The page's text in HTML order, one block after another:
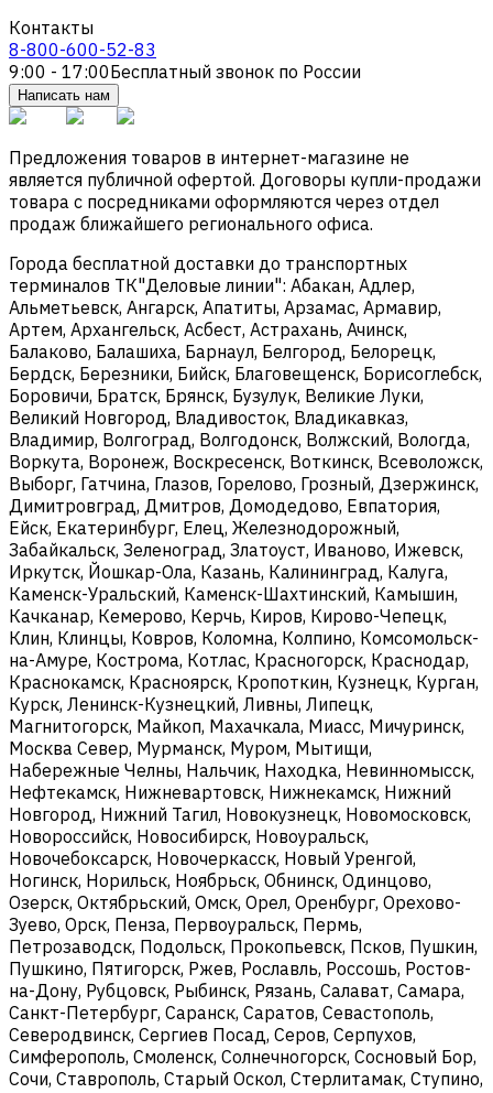
Контакты
8-800-600-52-83
9:00 - 17:00Бесплатный звонок по России
Написать нам
Предложения товаров в интернет-магазине не
является публичной офертой. Договоры купли-продажи
товара с посредниками оформляются через отдел
продаж ближайшего регионального офиса.
Города бесплатной доставки до транспортных
терминалов ТК"Деловые линии": Абакан, Адлер,
Альметьевск, Ангарск, Апатиты, Арзамас, Армавир,
Артем, Архангельск, Асбест, Астрахань, Ачинск,
Балаково, Балашиха, Барнаул, Белгород, Белорецк,
Бердск, Березники, Бийск, Благовещенск, Борисоглебск,
Боровичи, Братск, Брянск, Бузулук, Великие Луки,
Великий Новгород, Владивосток, Владикавказ,
Владимир, Волгоград, Волгодонск, Волжский, Вологда,
Воркута, Воронеж, Воскресенск, Воткинск, Всеволожск,
Выборг, Гатчина, Глазов, Горелово, Грозный, Дзержинск,
Димитровград, Дмитров, Домодедово, Евпатория,
Ейск, Екатеринбург, Елец, Железнодорожный,
Забайкальск, Зеленоград, Златоуст, Иваново, Ижевск,
Иркутск, Йошкар-Ола, Казань, Калининград, Калуга,
Каменск-Уральский, Каменск-Шахтинский, Камышин,
Качканар, Кемерово, Керчь, Киров, Кирово-Чепецк,
Клин, Клинцы, Ковров, Коломна, Колпино, Комсомольск-
на-Амуре, Кострома, Котлас, Красногорск, Краснодар,
Краснокамск, Красноярск, Кропоткин, Кузнецк, Курган,
Курск, Ленинск-Кузнецкий, Ливны, Липецк,
Магнитогорск, Майкоп, Махачкала, Миасс, Мичуринск,
Москва Север, Мурманск, Муром, Мытищи,
Набережные Челны, Нальчик, Находка, Невинномысск,
Нефтекамск, Нижневартовск, Нижнекамск, Нижний
Новгород, Нижний Тагил, Новокузнецк, Новомосковск,
Новороссийск, Новосибирск, Новоуральск,
Новочебоксарск, Новочеркасск, Новый Уренгой,
Ногинск, Норильск, Ноябрьск, Обнинск, Одинцово,
Озерск, Октябрьский, Омск, Орел, Оренбург, Орехово-
Зуево, Орск, Пенза, Первоуральск, Пермь,
Петрозаводск, Подольск, Прокопьевск, Псков, Пушкин,
Пушкино, Пятигорск, Ржев, Рославль, Россошь, Ростов-
на-Дону, Рубцовск, Рыбинск, Рязань, Салават, Самара,
Санкт-Петербург, Саранск, Саратов, Севастополь,
Северодвинск, Сергиев Посад, Серов, Серпухов,
Симферополь, Смоленск, Солнечногорск, Сосновый Бор,
Сочи, Ставрополь, Старый Оскол, Стерлитамак, Ступино,